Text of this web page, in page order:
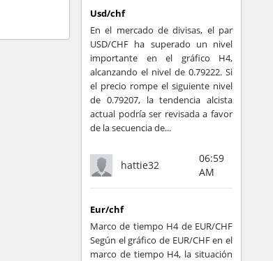
Usd/chf
En el mercado de divisas, el par
USD/CHF ha superado un nivel
importante en el gráfico H4,
alcanzando el nivel de 0.79222. Si
el precio rompe el siguiente nivel
de 0.79207, la tendencia alcista
actual podría ser revisada a favor
de la secuencia de...
hattie32
06:59
AM
Eur/chf
Marco de tiempo H4 de EUR/CHF
Según el gráfico de EUR/CHF en el
marco de tiempo H4, la situación